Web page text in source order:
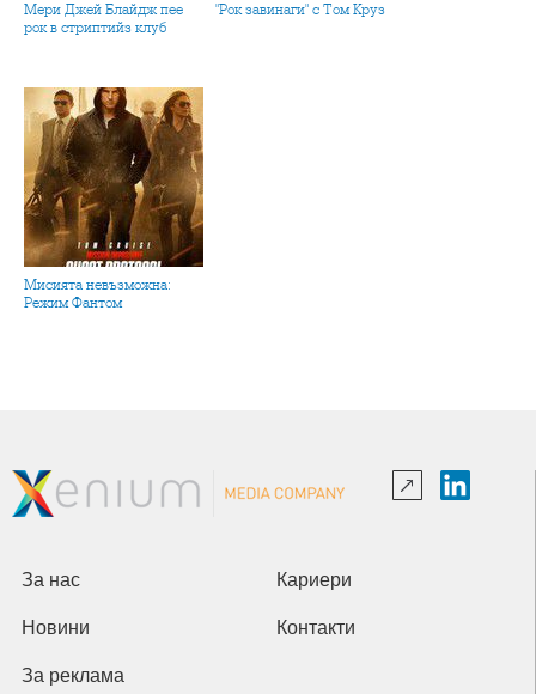
Мери Джей Блайдж пее
рок в стриптийз клуб
"Рок завинаги" с Том Круз
Мисията невъзможна:
Режим Фантом
За нас Кариери
Новини Контакти
За реклама